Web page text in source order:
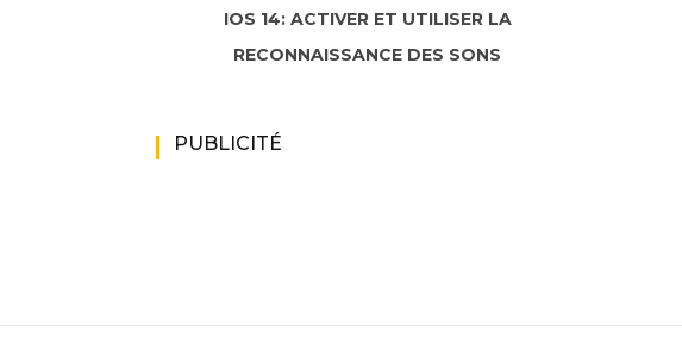
IOS 14: ACTIVER ET UTILISER LA
RECONNAISSANCE DES SONS
PUBLICITÉ